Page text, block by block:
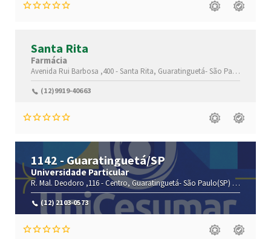
Santa Rita
Farmácia
Avenida Rui Barbosa ,400 -Santa Rita, Guaratinguetá-São Paulo(SP)
(12)9919-40663
1142 - Guaratinguetá/SP
Universidade Particular
R. Mal. Deodoro ,116 -Centro, Guaratinguetá-São Paulo(SP)
(12) 2103-0573